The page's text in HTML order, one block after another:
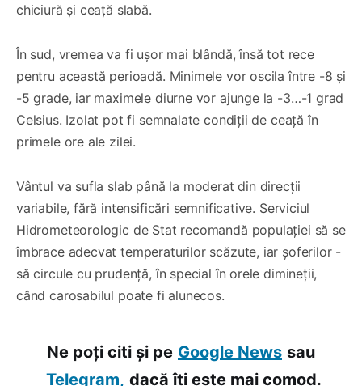
chiciură și ceață slabă.
În sud, vremea va fi ușor mai blândă, însă tot rece
pentru această perioadă. Minimele vor oscila între -8 și
-5 grade, iar maximele diurne vor ajunge la -3…-1 grad
Celsius. Izolat pot fi semnalate condiții de ceață în
primele ore ale zilei.
Vântul va sufla slab până la moderat din direcții
variabile, fără intensificări semnificative. Serviciul
Hidrometeorologic de Stat recomandă populației să se
îmbrace adecvat temperaturilor scăzute, iar șoferilor -
să circule cu prudență, în special în orele dimineții,
când carosabilul poate fi alunecos.
Ne poți citi și pe Google News sau
Telegram, dacă îți este mai comod.